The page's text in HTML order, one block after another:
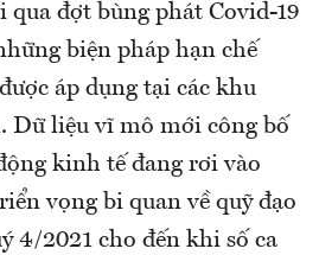
qua đợt bùng phát Covid-19
biện pháp hạn chế
áp dụng tại các khu
Dữ liệu vĩ mô mới công bố
kinh tế đang rơi vào
vọng bi quan về quỹ đạo
4/2021 cho đến khi số ca